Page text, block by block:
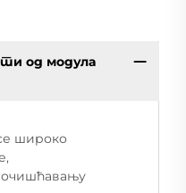
од модула
широко